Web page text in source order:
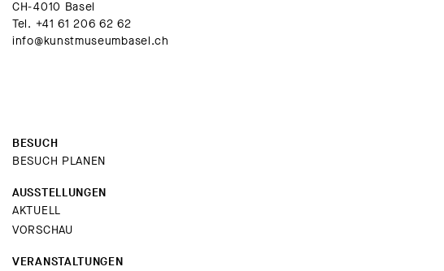
CH-4010 Basel
Tel. +41 61 206 62 62
info@kunstmuseumbasel.ch
BESUCH
BESUCH PLANEN
AUSSTELLUNGEN
AKTUELL
VORSCHAU
VERANSTALTUNGEN